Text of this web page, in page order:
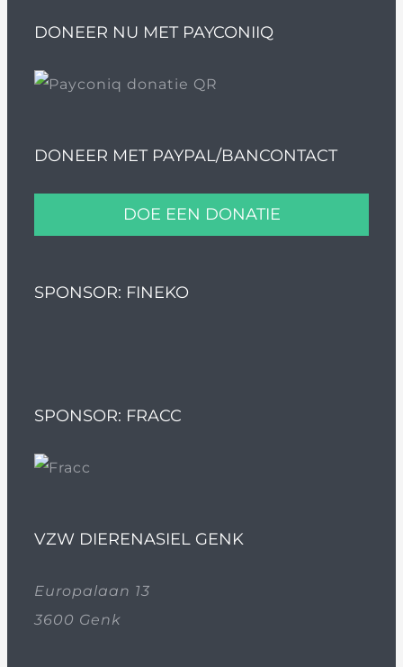
DONEER NU MET PAYCONIIQ
DONEER MET PAYPAL/BANCONTACT
DOE EEN DONATIE
SPONSOR: FINEKO
SPONSOR: FRACC
VZW DIERENASIEL GENK
Europalaan 13
3600 Genk